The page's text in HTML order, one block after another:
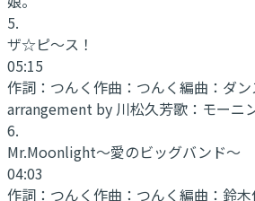
5.
ザ☆ピ〜ス！
05:15
作詞： つんく作曲： つんく編曲： ダ
arrangement by 川松久芳歌： モーニ
6.
Mr.Moonlight〜愛のビッグバンド〜
04:03
作詞： つんく作曲： つんく編曲： 鈴